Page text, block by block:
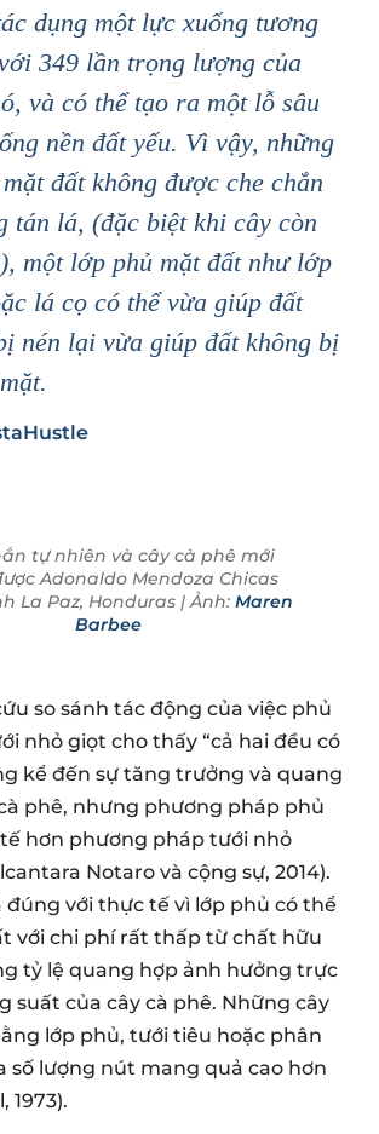
dụng một lực xuống tương
349 lần trọng lượng của
và có thể tạo ra một lỗ sâu
nền đất yếu. Vì vậy, những
đất không được che chắn
tán lá, (đặc biệt khi cây còn
một lớp phủ mặt đất như lớp
lá cọ có thể vừa giúp đất
nén lại vừa giúp đất không bị
tự nhiên và cây cà phê mới
Adonaldo Mendoza Chicas
La Paz, Honduras | Ảnh: Maren
Barbee
so sánh tác động của việc phủ
nhỏ giọt cho thấy “cả hai đều có
kể đến sự tăng trưởng và quang
phê, nhưng phương pháp phủ
hơn phương pháp tưới nhỏ
Notaro và cộng sự, 2014).
với thực tế vì lớp phủ có thể
với chi phí rất thấp từ chất hữu
tỷ lệ quang hợp ảnh hưởng trực
suất của cây cà phê. Những cây
lớp phủ, tưới tiêu hoặc phân
số lượng nút mang quả cao hơn
1973).